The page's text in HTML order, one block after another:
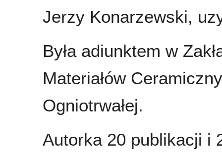
Jerzy Konarzewski,
Była adiunktem w
Materiałów
Ogniotrwałej.
Autorka 20 publikacji i